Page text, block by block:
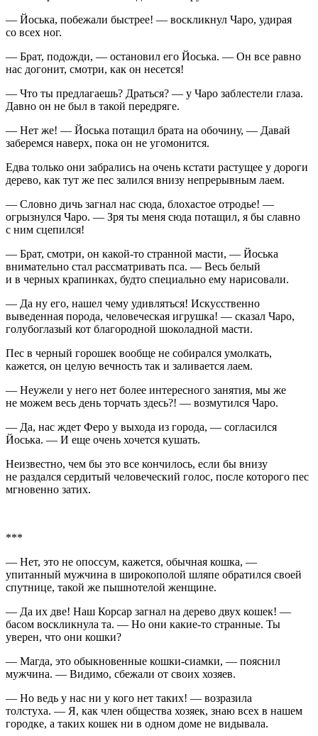
— Йоська, побежали быстрее! — воскликнул Чаро, удирая
со всех ног.
— Брат, подожди, — остановил его Йоська. — Он все равно
нас догонит, смотри, как он несется!
— Что ты предлагаешь? Драться? — у Чаро заблестели глаза.
Давно он не был в такой передряге.
— Нет же! — Йоська потащил брата на обочину, — Давай
заберемся наверх, пока он не угомонится.
Едва только они забрались на очень кстати растущее у дороги
дерево, как тут же пес залился внизу непрерывным лаем.
— Словно дичь загнал нас сюда, блохастое отродье! —
огрызнулся Чаро. — Зря ты меня сюда потащил, я бы славно
с ним сцепился!
— Брат, смотри, он какой-то странной масти, — Йоська
внимательно стал рассматривать пса. — Весь белый
и в черных крапинках, будто специально ему нарисовали.
— Да ну его, нашел чему удивляться! Искусственно
выведенная порода, человеческая игрушка! — сказал Чаро,
голубоглазый кот благородной шоколадной масти.
Пес в черный горошек вообще не собирался умолкать,
кажется, он целую вечность так и заливается лаем.
— Неужели у него нет более интересного занятия, мы же
не можем весь день торчать здесь?! — возмутился Чаро.
— Да, нас ждет Феро у выхода из города, — согласился
Йоська. — И еще очень хочется кушать.
Неизвестно, чем бы это все кончилось, если бы внизу
не раздался сердитый человеческий голос, после которого пес
мгновенно затих.
***
— Нет, это не опоссум, кажется, обычная кошка, —
упитанный мужчина в широкополой шляпе обратился своей
спутнице, такой же пышнотелой женщине.
— Да их две! Наш Корсар загнал на дерево двух кошек! —
басом воскликнула та. — Но они какие-то странные. Ты
уверен, что они кошки?
— Магда, это обыкновенные кошки-сиамки, — пояснил
мужчина. — Видимо, сбежали от своих хозяев.
— Но ведь у нас ни у кого нет таких! — возразила
толстуха. — Я, как член общества хозяек, знаю всех в нашем
городке, а таких кошек ни в одном доме не видывала.